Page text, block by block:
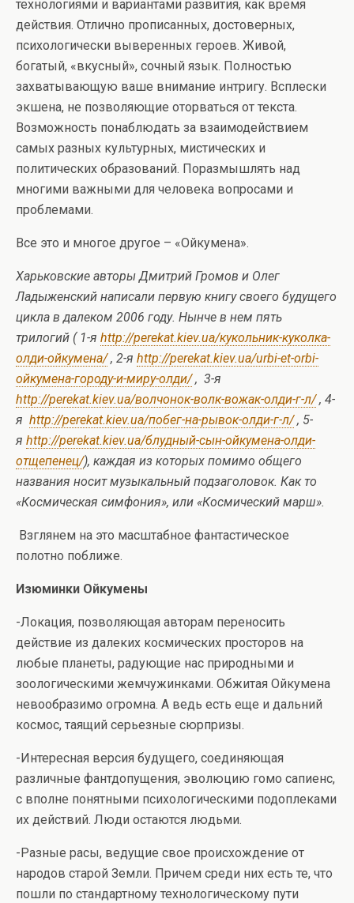
технологиями и вариантами развития, как время
действия. Отлично прописанных, достоверных,
психологически выверенных героев. Живой,
богатый, «вкусный», сочный язык. Полностью
захватывающую ваше внимание интригу. Всплески
экшена, не позволяющие оторваться от текста.
Возможность понаблюдать за взаимодействием
самых разных культурных, мистических и
политических образований. Поразмышлять над
многими важными для человека вопросами и
проблемами.
Все это и многое другое – «Ойкумена».
Харьковские авторы Дмитрий Громов и Олег
Ладыженский написали первую книгу своего будущего
цикла в далеком 2006 году. Нынче в нем пять
трилогий ( 1-я http://perekat.kiev.ua/кукольник-куколка-
олди-ойкумена/, 2-я http://perekat.kiev.ua/urbi-et-orbi-
ойкумена-городу-и-миру-олди/, 3-я
http://perekat.kiev.ua/волчонок-волк-вожак-олди-г-л/, 4-
я http://perekat.kiev.ua/побег-на-рывок-олди-г-л/, 5-
я http://perekat.kiev.ua/блудный-сын-ойкумена-олди-
отщепенец/), каждая из которых помимо общего
названия носит музыкальный подзаголовок. Как то
«Космическая симфония», или «Космический марш».
Взглянем на это масштабное фантастическое
полотно поближе.
Изюминки Ойкумены
-Локация, позволяющая авторам переносить
действие из далеких космических просторов на
любые планеты, радующие нас природными и
зоологическими жемчужинками. Обжитая Ойкумена
невообразимо огромна. А ведь есть еще и дальний
космос, таящий серьезные сюрпризы.
-Интересная версия будущего, соединяющая
различные фантдопущения, эволюцию гомо сапиенс,
с вполне понятными психологическими подоплеками
их действий. Люди остаются людьми.
-Разные расы, ведущие свое происхождение от
народов старой Земли. Причем среди них есть те, что
пошли по стандартному технологическому пути